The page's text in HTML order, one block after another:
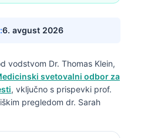
6. avgust 2026
vodstvom Dr. Thomas Klein,
svetovalni odbor za
, vključno s prispevki prof.
pregledom dr. Sarah